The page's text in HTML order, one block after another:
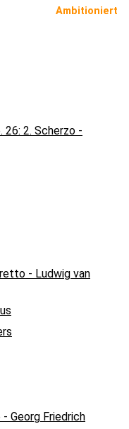
Ambitioniert
26: 2. Scherzo -
- Ludwig van
- Georg Friedrich